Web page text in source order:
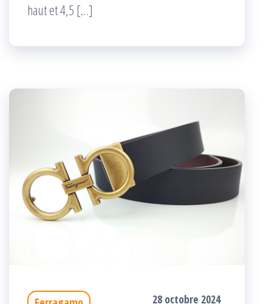
haut et 4,5 […]
28 octobre 2024